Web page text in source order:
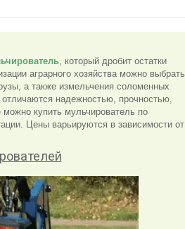
, который дробит остатки
аграрного хозяйства можно выбрать
а также измельчения соломенных
отличаются надежностью, прочностью,
купить мульчирователь по
Цены варьируются в зависимости от